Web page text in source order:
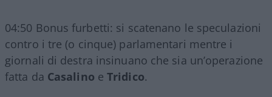
04:50 Bonus furbetti: si scatenano le speculazioni
contro i tre (o cinque) parlamentari mentre i
giornali di destra insinuano che sia un’operazione
fatta da Casalino eTridico.